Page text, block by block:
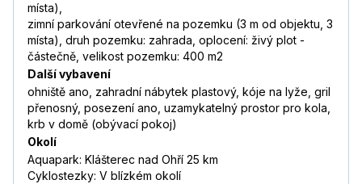
místa),
zimní parkování otevřené na pozemku (3 m od objektu, 3
místa), druh pozemku: zahrada, oplocení: živý plot -
částečně, velikost pozemku: 400 m2
Další vybavení
ohniště ano, zahradní nábytek plastový, kóje na lyže, gril
přenosný, posezení ano, uzamykatelný prostor pro kola,
krb v domě (obývací pokoj)
Okolí
Aquapark: Klášterec nad Ohří 25 km
Cyklostezky: V blízkém okolí